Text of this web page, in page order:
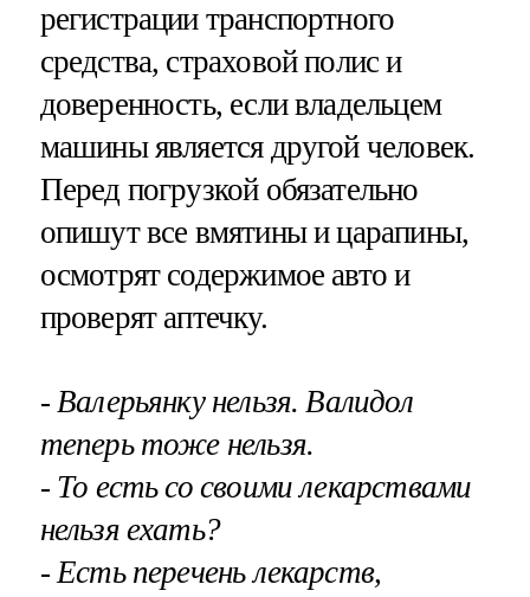
регистрации транспортного
средства, страховой полис и
доверенность, если владельцем
машины является другой человек.
Перед погрузкой обязательно
опишут все вмятины и царапины,
осмотрят содержимое авто и
проверят аптечку.
- Валерьянку нельзя. Валидол
теперь тоже нельзя.
- То есть со своими лекарствами
нельзя ехать?
- Есть перечень лекарств,